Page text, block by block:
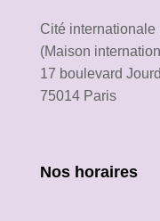
Cité
(Maison
17 boulevard
75014 Paris
Nos horaires